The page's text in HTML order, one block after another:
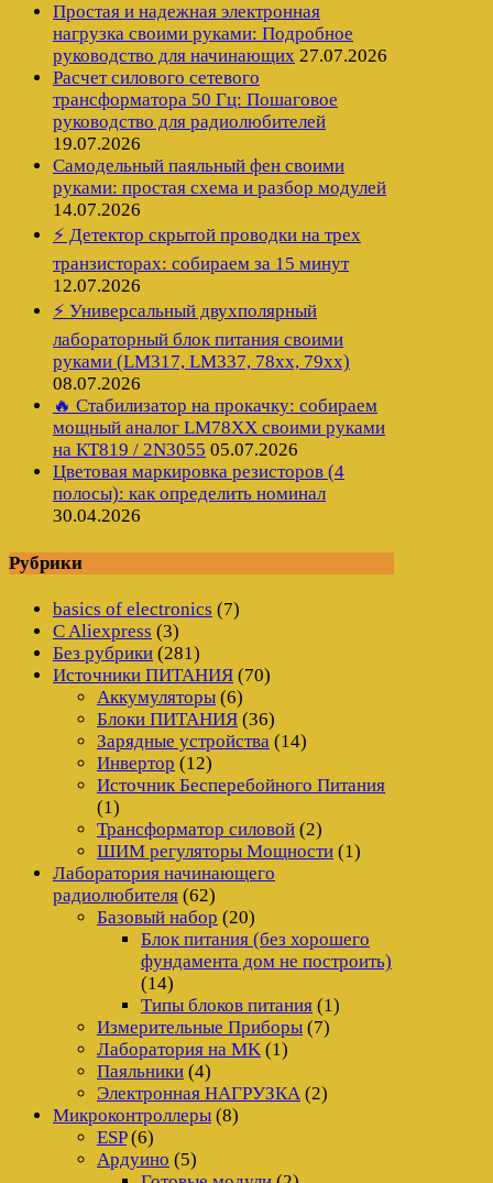
Простая и надежная электронная
нагрузка своими руками: Подробное
руководство для начинающих 27.07.2026
Расчет силового сетевого
трансформатора 50 Гц: Пошаговое
руководство для радиолюбителей
19.07.2026
Самодельный паяльный фен своими
руками: простая схема и разбор модулей
14.07.2026
⚡ Детектор скрытой проводки на трех
транзисторах: собираем за 15 минут
12.07.2026
⚡ Универсальный двухполярный
лабораторный блок питания своими
руками (LM317, LM337, 78xx, 79xx)
08.07.2026
🔥 Стабилизатор на прокачку: собираем
мощный аналог LM78XX своими руками
на КТ819 / 2N3055 05.07.2026
Цветовая маркировка резисторов (4
полосы): как определить номинал
30.04.2026
Рубрики
basics of electronics (7)
C Aliexpress (3)
Без рубрики (281)
Источники ПИТАНИЯ (70)
Аккумуляторы (6)
Блоки ПИТАНИЯ (36)
Зарядные устройства (14)
Инвертор (12)
Источник Бесперебойного Питания
(1)
Трансформатор силовой (2)
ШИМ регуляторы Мощности (1)
Лаборатория начинающего
радиолюбителя (62)
Базовый набор (20)
Блок питания (без хорошего
фундамента дом не построить)
(14)
Типы блоков питания (1)
Измерительные Приборы (7)
Лаборатория на MK (1)
Паяльники (4)
Электронная НАГРУЗКА (2)
Микроконтроллеры (8)
ESP(6)
Ардуино (5)